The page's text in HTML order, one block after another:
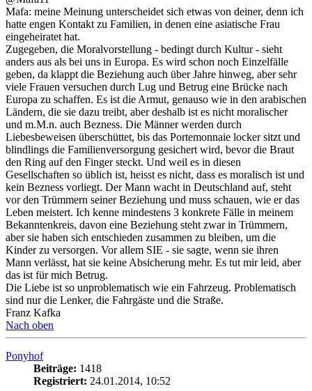
Mafa: meine Meinung unterscheidet sich etwas von deiner, denn ich
hatte engen Kontakt zu Familien, in denen eine asiatische Frau
eingeheiratet hat.
Zugegeben, die Moralvorstellung - bedingt durch Kultur - sieht
anders aus als bei uns in Europa. Es wird schon noch Einzelfälle
geben, da klappt die Beziehung auch über Jahre hinweg, aber sehr
viele Frauen versuchen durch Lug und Betrug eine Brücke nach
Europa zu schaffen. Es ist die Armut, genauso wie in den arabischen
Ländern, die sie dazu treibt, aber deshalb ist es nicht moralischer
und m.M.n. auch Bezness. Die Männer werden durch
Liebesbeweisen überschüttet, bis das Portemonnaie locker sitzt und
blindlings die Familienversorgung gesichert wird, bevor die Braut
den Ring auf den Finger steckt. Und weil es in diesen
Gesellschaften so üblich ist, heisst es nicht, dass es moralisch ist und
kein Bezness vorliegt. Der Mann wacht in Deutschland auf, steht
vor den Trümmern seiner Beziehung und muss schauen, wie er das
Leben meistert. Ich kenne mindestens 3 konkrete Fälle in meinem
Bekanntenkreis, davon eine Beziehung steht zwar in Trümmern,
aber sie haben sich entschieden zusammen zu bleiben, um die
Kinder zu versorgen. Vor allem SIE - sie sagte, wenn sie ihren
Mann verlässt, hat sie keine Absicherung mehr. Es tut mir leid, aber
das ist für mich Betrug.
Die Liebe ist so unproblematisch wie ein Fahrzeug. Problematisch
sind nur die Lenker, die Fahrgäste und die Straße.
Franz Kafka
Nach oben
Ponyhof
Beiträge: 1418
Registriert: 24.01.2014, 10:52